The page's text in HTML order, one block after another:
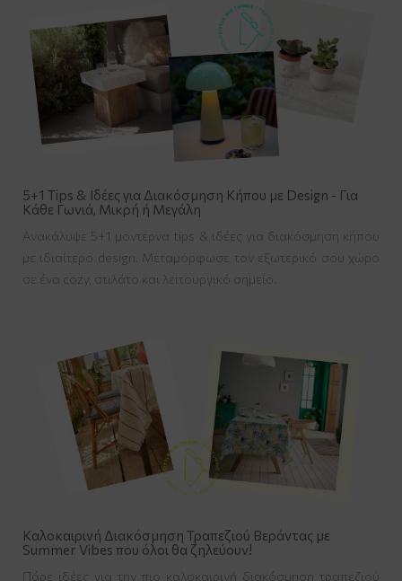
5+1 Tips & Ιδέες για Διακόσμηση Κήπου με Design - Για
Κάθε Γωνιά, Μικρή ή Μεγάλη
Ανακάλυψε 5+1 μοντέρνα tips & ιδέες για διακόσμηση κήπου
με ιδιαίτερο design. Μεταμόρφωσε τον εξωτερικό σου χώρο
σε ένα cozy, στιλάτο και λειτουργικό σημείο.
Καλοκαιρινή Διακόσμηση Τραπεζιού Βεράντας με
Summer Vibes που όλοι θα ζηλεύουν!
Πάρε ιδέες για την πιο καλοκαιρινή διακόσμηση τραπεζιού